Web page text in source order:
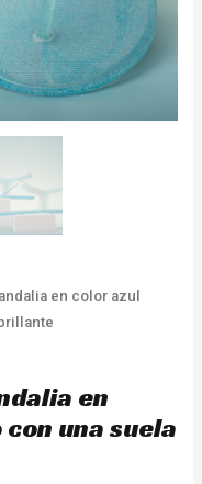
en color azul
en
una suela